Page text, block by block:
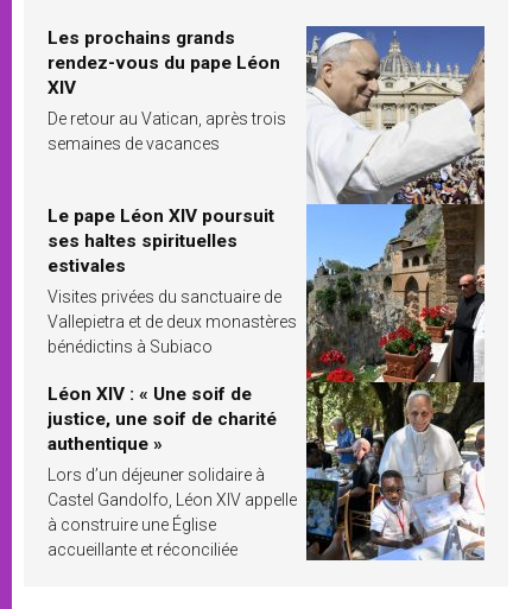
Les prochains grands
rendez-vous du pape Léon
XIV
De retour au Vatican, après trois
semaines de vacances
Le pape Léon XIV poursuit
ses haltes spirituelles
estivales
Visites privées du sanctuaire de
Vallepietra et de deux monastères
bénédictins à Subiaco
Léon XIV : « Une soif de
justice, une soif de charité
authentique »
Lors d’un déjeuner solidaire à
Castel Gandolfo, Léon XIV appelle
à construire une Église
accueillante et réconciliée